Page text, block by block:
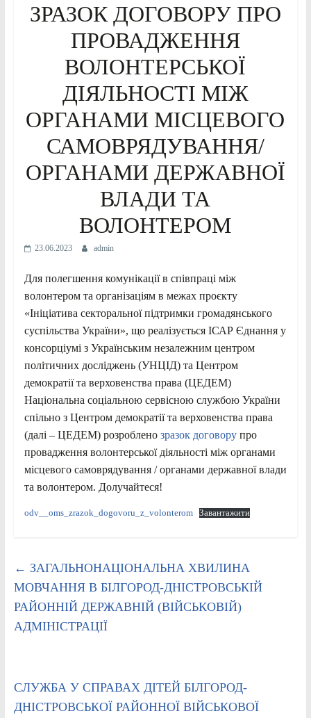
ЗРАЗОК ДОГОВОРУ ПРО
ПРОВАДЖЕННЯ
ВОЛОНТЕРСЬКОЇ
ДІЯЛЬНОСТІ МІЖ
ОРГАНАМИ МІСЦЕВОГО
САМОВРЯДУВАННЯ/
ОРГАНАМИ ДЕРЖАВНОЇ
ВЛАДИ ТА
ВОЛОНТЕРОМ
23.06.2023 admin
Для полегшення комунікації в співпраці між
волонтером та організаціям в межах проєкту
«Ініціатива секторальної підтримки громадянського
суспільства України», що реалізується ІСАР Єднання у
консорціумі з Українським незалежним центром
політичних досліджень (УНЦІД) та Центром
демократії та верховенства права (ЦЕДЕМ)
Національна соціальною сервісною службою України
спільно з Центром демократії та верховенства права
(далі – ЦЕДЕМ) розроблено зразок договорупро
провадження волонтерської діяльності між органами
місцевого самоврядування / органами державної влади
та волонтером. Долучайтеся!
odv__oms_zrazok_dogovoru_z_volonterom Завантажити
← ЗАГАЛЬНОНАЦІОНАЛЬНА ХВИЛИНА
МОВЧАННЯ В БІЛГОРОД-ДНІСТРОВСЬКІЙ
РАЙОННІЙ ДЕРЖАВНІЙ (ВІЙСЬКОВІЙ)
АДМІНІСТРАЦІЇ
СЛУЖБА У СПРАВАХ ДІТЕЙ БІЛГОРОД-
ДНІСТРОВСЬКОЇ РАЙОННОЇ ВІЙСЬКОВОЇ